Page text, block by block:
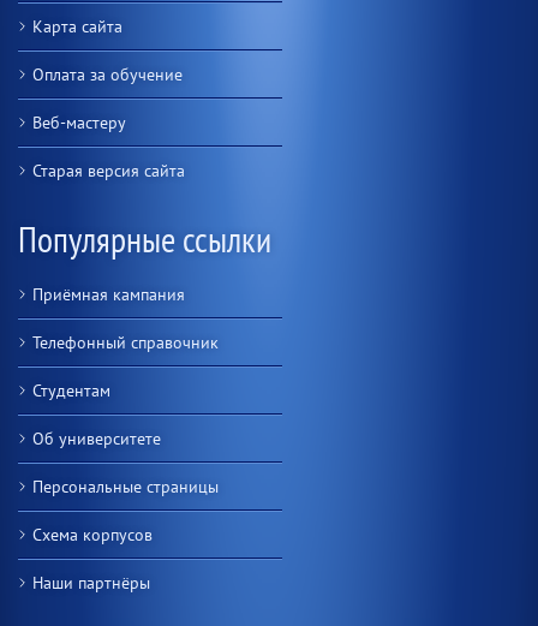
Карта сайта
Оплата за обучение
Веб-мастеру
Старая версия сайта
Популярные ссылки
Приёмная кампания
Телефонный справочник
Студентам
Об университете
Персональные страницы
Схема корпусов
Наши партнёры